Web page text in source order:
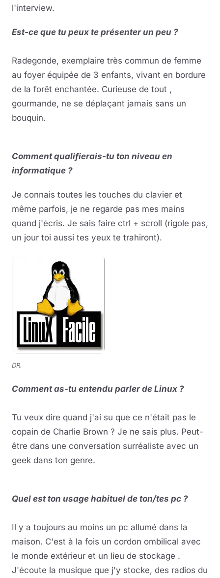
l'interview.
Est-ce que tu peux te présenter un peu ?
Radegonde, exemplaire très commun de femme
au foyer équipée de 3 enfants, vivant en bordure
de la forêt enchantée. Curieuse de tout ,
gourmande, ne se déplaçant jamais sans un
bouquin.
Comment qualifierais-tu ton niveau en
informatique ?
Je connais toutes les touches du clavier et
même parfois, je ne regarde pas mes mains
quand j'écris. Je sais faire ctrl + scroll (rigole pas,
un jour toi aussi tes yeux te trahiront).
DR.
Comment as-tu entendu parler de Linux ?
Tu veux dire quand j'ai su que ce n'était pas le
copain de Charlie Brown ? Je ne sais plus. Peut-
être dans une conversation surréaliste avec un
geek dans ton genre.
Quel est ton usage habituel de ton/tes pc ?
Il y a toujours au moins un pc allumé dans la
maison. C'est à la fois un cordon ombilical avec
le monde extérieur et un lieu de stockage .
J'écoute la musique que j'y stocke, des radios du